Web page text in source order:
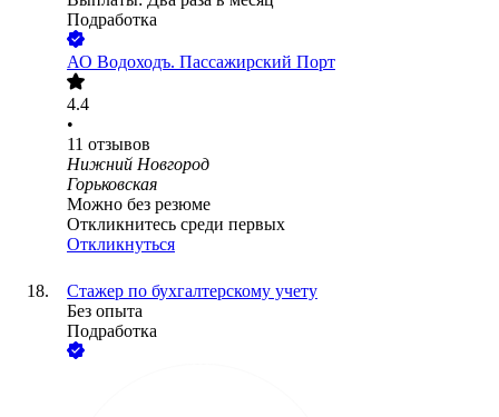
Подработка
АО Водоходъ. Пассажирский Порт
4.4
•
11 отзывов
Нижний Новгород
Горьковская
Можно без резюме
Откликнитесь среди первых
Откликнуться
Стажер по бухгалтерскому учету
Без опыта
Подработка